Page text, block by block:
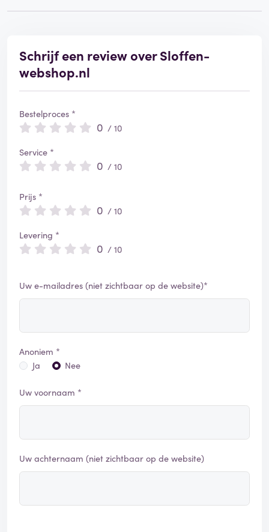
i
r
d
Schrijf een review over Sloffen-
webshop.nl
Bestelproces *
0 / 10
Service *
0 / 10
Prijs *
0 / 10
Levering *
0 / 10
Uw e-mailadres (niet zichtbaar op de website)*
Anoniem *
Ja
Nee
Uw voornaam *
Uw achternaam (niet zichtbaar op de website)